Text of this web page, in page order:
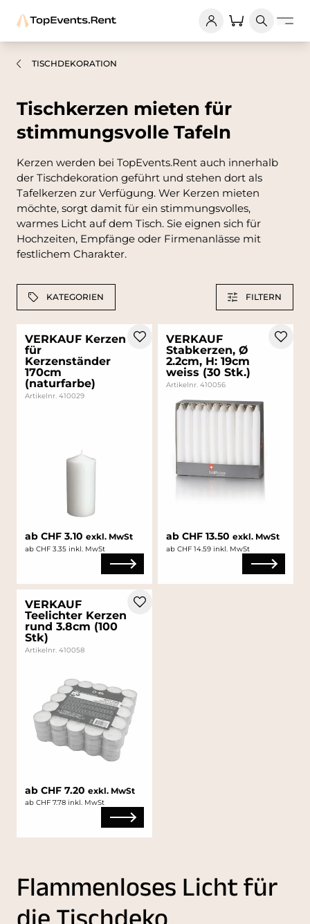
TISCHDEKORATION
Tischkerzen mieten für
stimmungsvolle Tafeln
Kerzen werden bei TopEvents.Rent auch innerhalb
der Tischdekoration geführt und stehen dort als
Tafelkerzen zur Verfügung. Wer Kerzen mieten
möchte, sorgt damit für ein stimmungsvolles,
warmes Licht auf dem Tisch. Sie eignen sich für
Hochzeiten, Empfänge oder Firmenanlässe mit
festlichem Charakter.
KATEGORIEN FILTERN
VERKAUF Kerzen
für
Kerzenständer
170cm
(naturfarbe)
Artikelnr. 410029
ab CHF 3.10 exkl. MwSt
ab CHF 3.35 inkl. MwSt
VERKAUF
Stabkerzen, Ø
2.2cm, H: 19cm
weiss (30 Stk.)
Artikelnr. 410056
ab CHF 13.50 exkl. MwSt
ab CHF 14.59 inkl. MwSt
VERKAUF
Teelichter Kerzen
rund 3.8cm (100
Stk)
Artikelnr. 410058
ab CHF 7.20 exkl. MwSt
ab CHF 7.78 inkl. MwSt
Flammenloses Licht für